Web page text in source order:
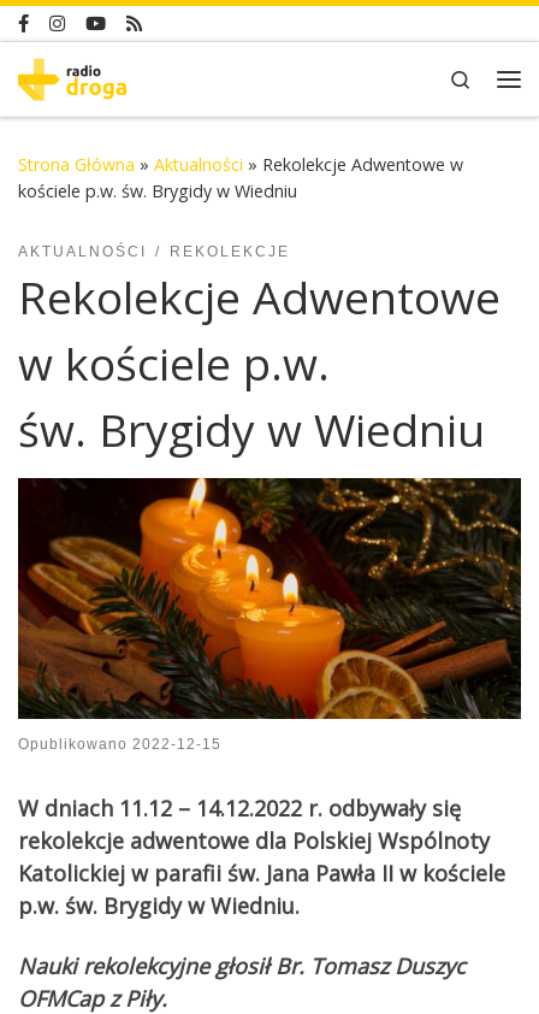
Skip to content
Search
Strona Główna » Aktualności » Rekolekcje Adwentowe w
kościele p.w. św. Brygidy w Wiedniu
AKTUALNOŚCI REKOLEKCJE
Rekolekcje Adwentowe
w kościele p.w.
św. Brygidy w Wiedniu
Opublikowano 2022-12-15
W dniach 11.12 – 14.12.2022 r. odbywały się
rekolekcje adwentowe dla Polskiej Wspólnoty
Katolickiej w parafii św. Jana Pawła II w kościele
p.w. św. Brygidy w Wiedniu.
Nauki rekolekcyjne głosił Br. Tomasz Duszyc
OFMCap z Piły.